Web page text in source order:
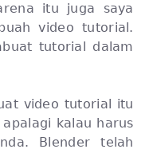
itu juga saya
video tutorial.
tutorial dalam
video tutorial itu
kalau harus
Blender telah